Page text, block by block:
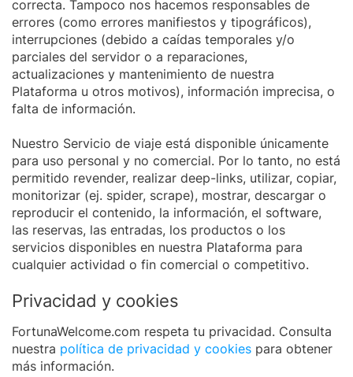
correcta. Tampoco nos hacemos responsables de
errores (como errores manifiestos y tipográficos),
interrupciones (debido a caídas temporales y/o
parciales del servidor o a reparaciones,
actualizaciones y mantenimiento de nuestra
Plataforma u otros motivos), información imprecisa, o
falta de información.
Nuestro Servicio de viaje está disponible únicamente
para uso personal y no comercial. Por lo tanto, no está
permitido revender, realizar deep-links, utilizar, copiar,
monitorizar (ej. spider, scrape), mostrar, descargar o
reproducir el contenido, la información, el software,
las reservas, las entradas, los productos o los
servicios disponibles en nuestra Plataforma para
cualquier actividad o fin comercial o competitivo.
Privacidad y cookies
FortunaWelcome.com respeta tu privacidad. Consulta
nuestra política de privacidad y cookies para obtener
más información.